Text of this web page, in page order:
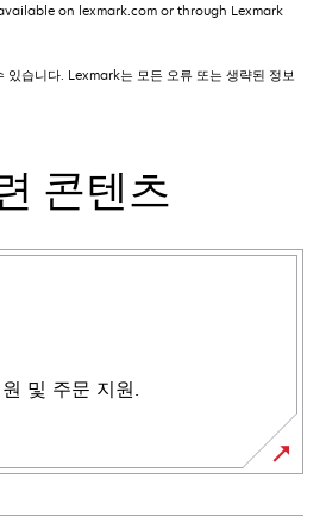
on lexmark.com or through Lexmark
있습니다. Lexmark는 모든 오류 또는 생략된 정보
콘텐츠
및 주문 지원.